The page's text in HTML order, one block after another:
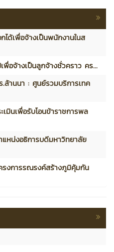
ได้เพื่อจ้างเป็นพนักงานในส
พื่อจ้างเป็นลูกจ้างชั่วคราว คร...
ล้านนา : ศูนย์รวมบริการเทค
มินเพื่อรับโอนข้าราชการพล
หน่งอธิการบดีมหาวิทยาลัย
รงการรณรงค์สร้างภูมิคุ้มกัน